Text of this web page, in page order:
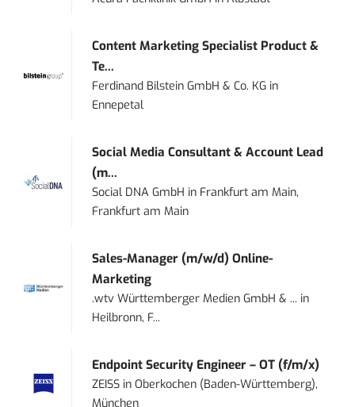
Content Marketing Specialist Product &
Te...
Ferdinand Bilstein GmbH & Co. KG in
Ennepetal
Social Media Consultant & Account Lead
(m...
Social DNA GmbH in Frankfurt am Main,
Frankfurt am Main
Sales-Manager (m/w/d) Online-
Marketing
.wtv Württemberger Medien GmbH & ... in
Heilbronn, F...
Endpoint Security Engineer – OT (f/m/x)
ZEISS inOberkochen (Baden-Württemberg),
München